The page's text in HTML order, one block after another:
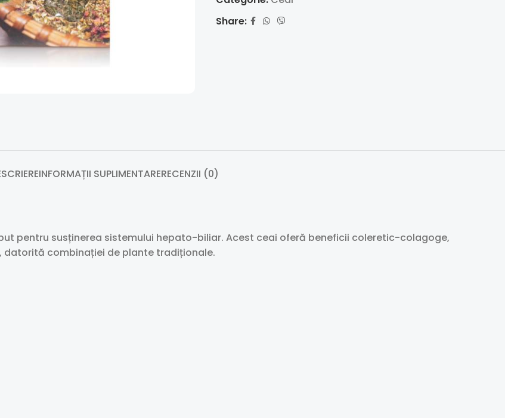
Share:
INFORMAȚII SUPLIMENTARERECENZII (0)
pentru susținerea sistemului hepato-biliar. Acest ceai oferă beneficii coleretic-colagoge,
combinației de plante tradiționale.